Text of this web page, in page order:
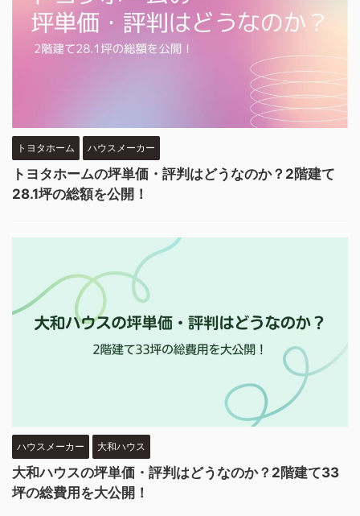
トヨタホーム ハウスメーカー
トヨタホームの坪単価・評判はどうなのか？2階建て
28.1坪の総額を公開！
ハウスメーカー 大和ハウス
大和ハウスの坪単価・評判はどうなのか？2階建て33
坪の総費用を大公開！